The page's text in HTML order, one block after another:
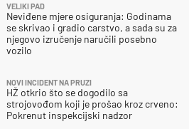
VELIKI PAD
Neviđene mjere osiguranja: Godinama
se skrivao i gradio carstvo, a sada su za
njegovo izručenje naručili posebno
vozilo
NOVI INCIDENT NA PRUZI
HŽ otkrio što se dogodilo sa
strojovođom koji je prošao kroz crveno:
Pokrenut inspekcijski nadzor